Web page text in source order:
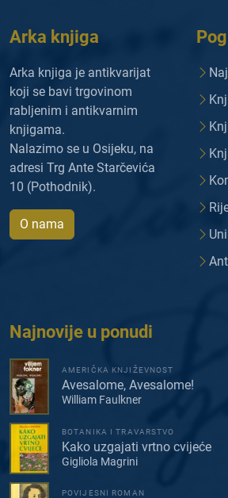
Arka knjiga
Arka knjiga je antikvarijat
koji se bavi trgovinom
rabljenim i antikvarnim
knjigama.
Nalazimo se u Osijeku, na
adresi Trg Ante Starčevića
10 (Pothodnik).
O nama
Najnovije u ponudi
AMERIČKA KNJIŽEVNOST
Avesalome, Avesalome!
William Faulkner
BOTANIKA I TRAVARSTVO
Kako uzgajati vrtno cvijeće
Gigliola Magrini
POVIJESNI ROMAN